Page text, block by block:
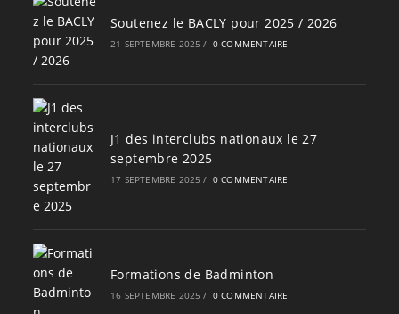
Soutenez le BACLY pour 2025 / 2026
21 SEPTEMBRE 2025 / 0 COMMENTAIRE
J1 des interclubs nationaux le 27
septembre 2025
17 SEPTEMBRE 2025 / 0 COMMENTAIRE
Formations de Badminton
16 SEPTEMBRE 2025 / 0 COMMENTAIRE